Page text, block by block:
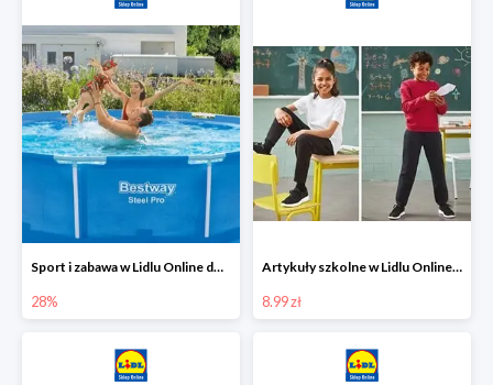
Sport i zabawa w Lidlu Online do -28%
28%
Artykuły szkolne w Lidlu Online od 8,99 zł
8.99 zł